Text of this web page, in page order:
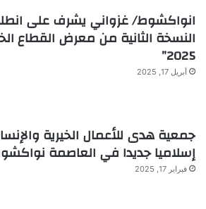
انواكشوط/ غزواني يشرف على
النسخة الثانية من معرض القطاع
2025”
أبريل 17, 2025
جمعية هدى للأعمال الخيرية
إسلاميا جديدا في العاصمة
فبراير 17, 2025